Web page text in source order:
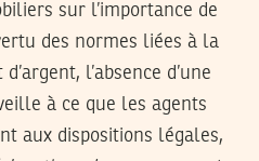
sur l’importance de
des normes liées à la
l’absence d’une
à ce que les agents
aux dispositions légales,